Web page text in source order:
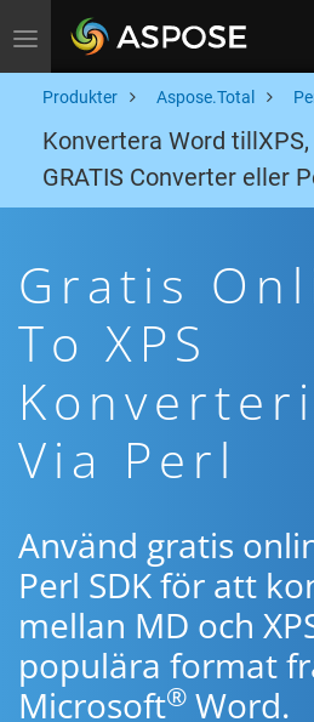
Toggle navigation
Produkter Aspose.Total
Konvertera Word
GRATIS Converter eller
Gratis
To XPS
Via Perl
Använd gratis
Perl SDK för att
mellan MD och
populära format
Microsoft® Word.